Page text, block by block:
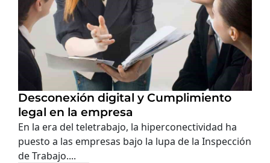
Desconexión digital y Cumplimiento
legal en la empresa
En la era del teletrabajo, la hiperconectividad ha
puesto a las empresas bajo la lupa de la Inspección
de Trabajo....